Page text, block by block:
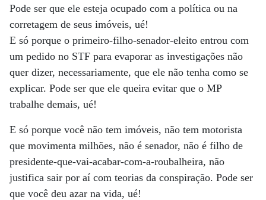
Pode ser que ele esteja ocupado com a política ou na
corretagem de seus imóveis, ué!
E só porque o primeiro-filho-senador-eleito entrou com
um pedido no STF para evaporar as investigações não
quer dizer, necessariamente, que ele não tenha como se
explicar. Pode ser que ele queira evitar que o MP
trabalhe demais, ué!
E só porque você não tem imóveis, não tem motorista
que movimenta milhões, não é senador, não é filho de
presidente-que-vai-acabar-com-a-roubalheira, não
justifica sair por aí com teorias da conspiração. Pode ser
que você deu azar na vida, ué!